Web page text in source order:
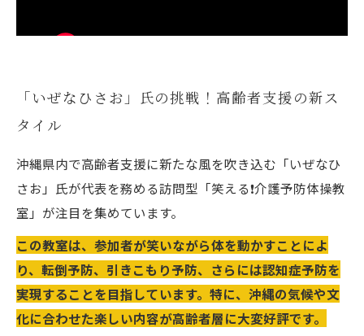
「いぜなひさお」氏の挑戦！高齢者支援の新ス
タイル
沖縄県内で高齢者支援に新たな風を吹き込む「いぜなひ
さお」氏が代表を務める訪問型「笑える❗️介護予防体操教
室」が注目を集めています。
この教室は、参加者が笑いながら体を動かすことによ
り、転倒予防、引きこもり予防、さらには認知症予防を
実現することを目指しています。特に、沖縄の気候や文
化に合わせた楽しい内容が高齢者層に大変好評です。